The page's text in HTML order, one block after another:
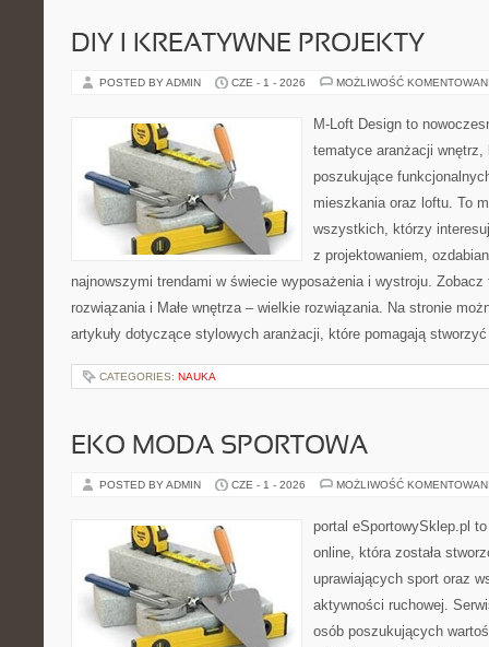
DIY I KREATYWNE PROJEKTY
POSTED BY ADMIN CZE - 1 - 2026 MOŻLIWOŚĆ
M-Loft Design to
tematyce aranżacji
poszukujące
mieszkania oraz loftu. To
wszystkich, którzy
z projektowaniem,
najnowszymi trendami w świecie wyposażenia i wystroju. Zobacz
rozwiązania i Małe wnętrza – wielkie rozwiązania. Na stronie
artykuły dotyczące stylowych aranżacji, które pomagają
CATEGORIES: NAUKA
EKO MODA SPORTOWA
POSTED BY ADMIN CZE - 1 - 2026 MOŻLIWOŚĆ
portal eSportowySklep.pl
online, która została
uprawiających sport oraz
aktywności ruchowej.
osób poszukujących